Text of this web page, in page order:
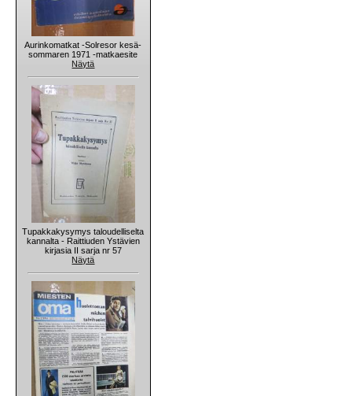
Aurinkomatkat -Solresor kesä-
sommaren 1971 -matkaesite
Näytä
Tupakkakysymys taloudelliselta
kannalta - Raittiuden Ystävien
kirjasia II sarja nr 57
Näytä